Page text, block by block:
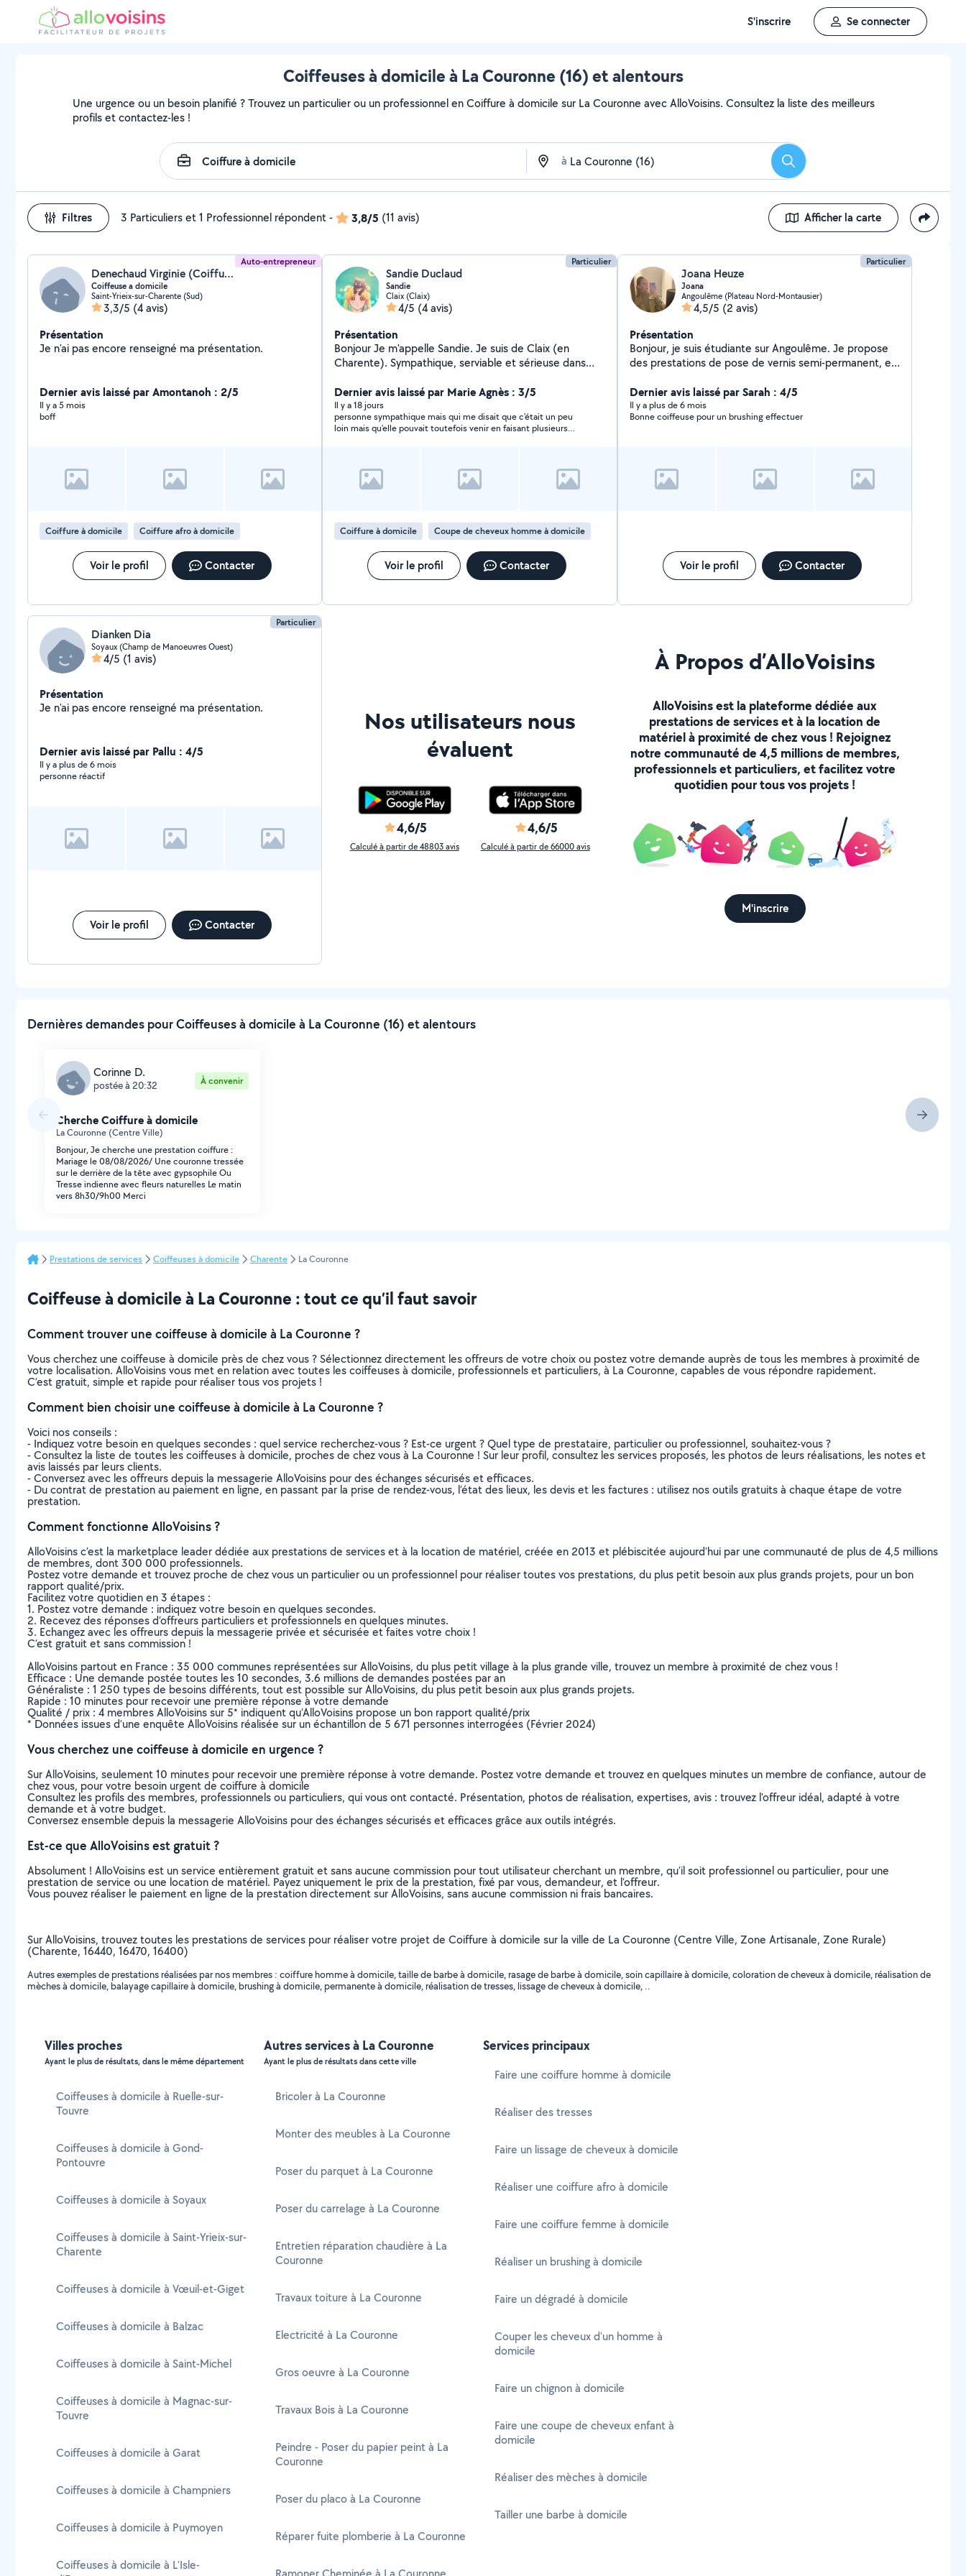
S'inscrire Se connecter
Coiffeuses à domicile à La Couronne (16) et alentours
Une urgence ou un besoin planifié ? Trouvez un particulier ou un professionnel en Coiffure à domicile sur La Couronne avec AlloVoisins. Consultez la liste des meilleurs
profils et contactez-les !
à Rechercher
Filtres 3 Particuliers et 1 Professionnel répondent- 3,8/5 (11 avis) Afficher la carte
Auto-entrepreneur
Denechaud Virginie (Coiffure en liberté)
Coiffeuse a domicile
Saint-Yrieix-sur-Charente (Sud)
3,3/5 (4 avis)
Présentation
Je n'ai pas encore renseigné ma présentation.
Dernier avis laissé par Amontanoh : 2/5
Il y a 5 mois
boff
Coiffure à domicile Coiffure afro à domicile
Voir le profil Contacter
Particulier
Sandie Duclaud
Sandie
Claix (Claix)
4/5 (4 avis)
Présentation
Bonjour Je m'appelle Sandie. Je suis de Claix (en
Charente). Sympathique, serviable et sérieuse dans
trier dans vos affaires : une pièce, un garage ou un
placard ect. Vous aider ensuite à vendre les affaires
dons vous n'avez plus besoin (ou les donner) - Je
possède un CAP de coiffure. Je peux également
ne fais pas de couleur/permamente. - Aide au ménage
- Covoiturage possible également. Je vais
Couronne. N'hésitez pas à me contacter. Facebook
Sandie Duclaud (image avec un chat dessus au besoin)
Dernier avis laissé par Marie Agnès : 3/5
Il y a 18 jours
personne sympathique mais qui me disait que c'était un peu
loin mais qu'elle pouvait toutefois venir en faisant plusieurs
Coiffure à domicile Coupe de cheveux homme à domicile
Voir le profil Contacter
Particulier
Joana Heuze
Joana
Angoulême (Plateau Nord-Montausier)
4,5/5 (2 avis)
Présentation
Bonjour, je suis étudiante sur Angoulême. Je propose
des prestations de pose de vernis semi-permanent, et
effectuer de nombreuses tâches et suis très motivée,
j'ai de l'expérience dans le baby sitting, en tant qu'agent
à domicile et dans la coiffure. N'hésitez pas pour de
Dernier avis laissé par Sarah : 4/5
Il y a plus de 6 mois
Bonne coiffeuse pour un brushing effectuer
Voir le profil Contacter
Particulier
Dianken Dia
Soyaux (Champ de Manoeuvres Ouest)
4/5 (1 avis)
Présentation
Je n'ai pas encore renseigné ma présentation.
Dernier avis laissé par Pallu : 4/5
Il y a plus de 6 mois
personne réactif
Voir le profil Contacter
Nos utilisateurs nous
évaluent
4,6/5
Calculé à partir de 48803 avis
4,6/5
Calculé à partir de 66000 avis
À Propos d’AlloVoisins
AlloVoisins est la plateforme dédiée aux
prestations de services et à la location de
matériel à proximité de chez vous ! Rejoignez
notre communauté de 4,5 millions de membres,
professionnels et particuliers, et facilitez votre
quotidien pour tous vos projets !
M'inscrire
Dernières demandes pour Coiffeuses à domicile à La Couronne (16) et alentours
Corinne D.
postée à 20:32 À convenir
Cherche Coiffure à domicile
La Couronne (Centre Ville)
Bonjour, Je cherche une prestation coiffure :
Mariage le 08/08/2026/ Une couronne tressée
sur le derrière de la tête avec gypsophile Ou
Tresse indienne avec fleurs naturelles Le matin
vers 8h30/9h00 Merci
Prestations de services Coiffeuses à domicile Charente La Couronne
Coiffeuse à domicile à La Couronne : tout ce qu’il faut savoir
Comment trouver une coiffeuse à domicile à La Couronne ?
Vous cherchez une coiffeuse à domicile près de chez vous ? Sélectionnez directement les offreurs de votre choix ou postez votre demande auprès de tous les membres à proximité de
votre localisation. AlloVoisins vous met en relation avec toutes les coiffeuses à domicile, professionnels et particuliers, à La Couronne, capables de vous répondre rapidement.
C’est gratuit, simple et rapide pour réaliser tous vos projets !
Comment bien choisir une coiffeuse à domicile à La Couronne ?
Voici nos conseils :
- Indiquez votre besoin en quelques secondes : quel service recherchez-vous ? Est-ce urgent ? Quel type de prestataire, particulier ou professionnel, souhaitez-vous ?
- Consultez la liste de toutes les coiffeuses à domicile, proches de chez vous à La Couronne ! Sur leur profil, consultez les services proposés, les photos de leurs réalisations, les notes et
avis laissés par leurs clients.
- Conversez avec les offreurs depuis la messagerie AlloVoisins pour des échanges sécurisés et efficaces.
- Du contrat de prestation au paiement en ligne, en passant par la prise de rendez-vous, l’état des lieux, les devis et les factures : utilisez nos outils gratuits à chaque étape de votre
prestation.
Comment fonctionne AlloVoisins ?
AlloVoisins c’est la marketplace leader dédiée aux prestations de services et à la location de matériel, créée en 2013 et plébiscitée aujourd’hui par une communauté de plus de 4,5 millions
de membres, dont 300 000 professionnels.
Postez votre demande et trouvez proche de chez vous un particulier ou un professionnel pour réaliser toutes vos prestations, du plus petit besoin aux plus grands projets, pour un bon
rapport qualité/prix.
Facilitez votre quotidien en 3 étapes :
1. Postez votre demande : indiquez votre besoin en quelques secondes.
2. Recevez des réponses d’offreurs particuliers et professionnels en quelques minutes.
3. Echangez avec les offreurs depuis la messagerie privée et sécurisée et faites votre choix !
C’est gratuit et sans commission !
AlloVoisins partout en France : 35 000 communes représentées sur AlloVoisins, du plus petit village à la plus grande ville, trouvez un membre à proximité de chez vous !
Efficace : Une demande postée toutes les 10 secondes, 3.6 millions de demandes postées par an
Généraliste : 1 250 types de besoins différents, tout est possible sur AlloVoisins, du plus petit besoin aux plus grands projets.
Rapide : 10 minutes pour recevoir une première réponse à votre demande
Qualité / prix : 4 membres AlloVoisins sur 5* indiquent qu’AlloVoisins propose un bon rapport qualité/prix
* Données issues d’une enquête AlloVoisins réalisée sur un échantillon de 5 671 personnes interrogées (Février 2024)
Vous cherchez une coiffeuse à domicile en urgence ?
Sur AlloVoisins, seulement 10 minutes pour recevoir une première réponse à votre demande. Postez votre demande et trouvez en quelques minutes un membre de confiance, autour de
chez vous, pour votre besoin urgent de coiffure à domicile
Consultez les profils des membres, professionnels ou particuliers, qui vous ont contacté. Présentation, photos de réalisation, expertises, avis : trouvez l'offreur idéal, adapté à votre
demande et à votre budget.
Conversez ensemble depuis la messagerie AlloVoisins pour des échanges sécurisés et efficaces grâce aux outils intégrés.
Est-ce que AlloVoisins est gratuit ?
Absolument ! AlloVoisins est un service entièrement gratuit et sans aucune commission pour tout utilisateur cherchant un membre, qu’il soit professionnel ou particulier, pour une
prestation de service ou une location de matériel. Payez uniquement le prix de la prestation, fixé par vous, demandeur, et l’offreur.
Vous pouvez réaliser le paiement en ligne de la prestation directement sur AlloVoisins, sans aucune commission ni frais bancaires.
Sur AlloVoisins, trouvez toutes les prestations de services pour réaliser votre projet de Coiffure à domicile sur la ville de La Couronne (Centre Ville, Zone Artisanale, Zone Rurale)
(Charente, 16440, 16470, 16400)
Autres exemples de prestations réalisées par nos membres : coiffure homme à domicile, taille de barbe à domicile, rasage de barbe à domicile, soin capillaire à domicile, coloration de cheveux à domicile, réalisation de
mèches à domicile, balayage capillaire à domicile, brushing à domicile, permanente à domicile, réalisation de tresses, lissage de cheveux à domicile, ..
Villes proches
Ayant le plus de résultats, dans le même département
Coiffeuses à domicile à Ruelle-sur-
Touvre
Coiffeuses à domicile à Gond-
Pontouvre
Coiffeuses à domicile à Soyaux
Coiffeuses à domicile à Saint-Yrieix-sur-
Charente
Coiffeuses à domicile à Vœuil-et-Giget
Coiffeuses à domicile à Balzac
Coiffeuses à domicile à Saint-Michel
Coiffeuses à domicile à Magnac-sur-
Touvre
Coiffeuses à domicile à Garat
Coiffeuses à domicile à Champniers
Coiffeuses à domicile à Puymoyen
Coiffeuses à domicile à L'Isle-
Autres services à La Couronne
Ayant le plus de résultats dans cette ville
Bricoler à La Couronne
Monter des meubles à La Couronne
Poser du parquet à La Couronne
Poser du carrelage à La Couronne
Entretien réparation chaudière à La
Couronne
Travaux toiture à La Couronne
Electricité à La Couronne
Gros oeuvre à La Couronne
Travaux Bois à La Couronne
Peindre - Poser du papier peint à La
Couronne
Poser du placo à La Couronne
Réparer fuite plomberie à La Couronne
Services principaux
Faire une coiffure homme à domicile
Réaliser des tresses
Faire un lissage de cheveux à domicile
Réaliser une coiffure afro à domicile
Faire une coiffure femme à domicile
Réaliser un brushing à domicile
Faire un dégradé à domicile
Couper les cheveux d'un homme à
domicile
Faire un chignon à domicile
Faire une coupe de cheveux enfant à
domicile
Réaliser des mèches à domicile
Tailler une barbe à domicile